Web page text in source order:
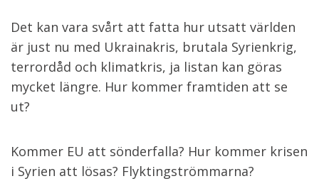
Det kan vara svårt att fatta hur utsatt världen
är just nu med Ukrainakris, brutala Syrienkrig,
terrordåd och klimatkris, ja listan kan göras
mycket längre. Hur kommer framtiden att se
ut?
Kommer EU att sönderfalla? Hur kommer krisen
i Syrien att lösas? Flyktingströmmarna?